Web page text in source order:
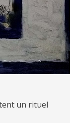
un rituel